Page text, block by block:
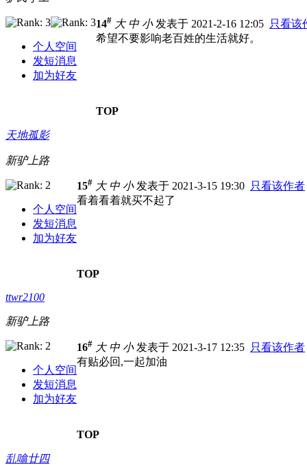
个人空间
发短消息
加为好友
14# 大 中 小发表于 2021-2-16 12:05 只看该
希望不要影响老百姓的生活就好。
TOP
天地孤影
新驴上路
个人空间
发短消息
加为好友
15# 大 中 小发表于 2021-3-15 19:30 只看该作者
看着看着就买不起了
TOP
ttwr2100
新驴上路
个人空间
发短消息
加为好友
16# 大 中 小发表于 2021-3-17 12:35 只看该作者
有贴必回,一起加油
TOP
乱噏廿四